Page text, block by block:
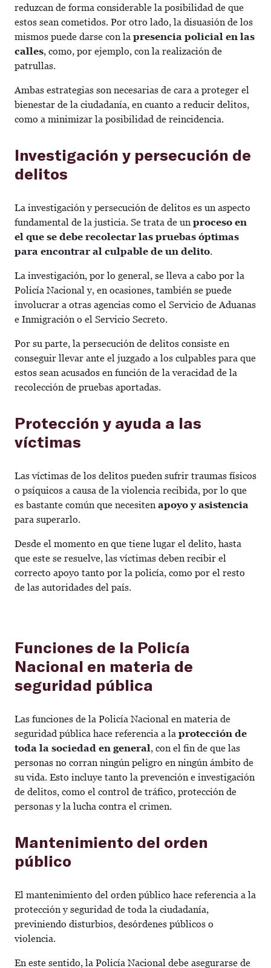
reduzcan de forma considerable la posibilidad de que
estos sean cometidos. Por otro lado, la disuasión de los
mismos puede darse con la presencia policial en las
calles, como, por ejemplo, con la realización de
patrullas.
Ambas estrategias son necesarias de cara a proteger el
bienestar de la ciudadanía, en cuanto a reducir delitos,
como a minimizar la posibilidad de reincidencia.
Investigación y persecución de
delitos
La investigación y persecución de delitos es un aspecto
fundamental de la justicia. Se trata de un proceso en
el que se debe recolectar las pruebas óptimas
para encontrar al culpable de un delito.
La investigación, por lo general, se lleva a cabo por la
Policía Nacional y, en ocasiones, también se puede
involucrar a otras agencias como el Servicio de Aduanas
e Inmigración o el Servicio Secreto.
Por su parte, la persecución de delitos consiste en
conseguir llevar ante el juzgado a los culpables para que
estos sean acusados en función de la veracidad de la
recolección de pruebas aportadas.
Protección y ayuda a las
víctimas
Las víctimas de los delitos pueden sufrir traumas físicos
o psíquicos a causa de la violencia recibida, por lo que
es bastante común que necesiten apoyo y asistencia
para superarlo.
Desde el momento en que tiene lugar el delito, hasta
que este se resuelve, las víctimas deben recibir el
correcto apoyo tanto por la policía, como por el resto
de las autoridades del país.
Funciones de la Policía
Nacional en materia de
seguridad pública
Las funciones de la Policía Nacional en materia de
seguridad pública hace referencia a la protección de
toda la sociedad en general, con el fin de que las
personas no corran ningún peligro en ningún ámbito de
su vida. Esto incluye tanto la prevención e investigación
de delitos, como el control de tráfico, protección de
personas y la lucha contra el crimen.
Mantenimiento del orden
público
El mantenimiento del orden público hace referencia a la
protección y seguridad de toda la ciudadanía,
previniendo disturbios, desórdenes públicos o
violencia.
En este sentido, la Policía Nacional debe asegurarse de